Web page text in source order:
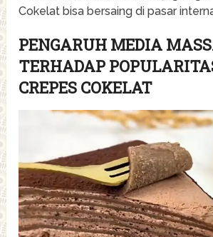
Cokelat bisa bersaing di pasar
PENGARUH MEDIA
TERHADAP
CREPES COKELAT